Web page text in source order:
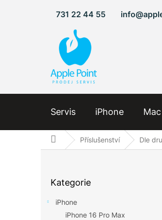
731 22 44 55
Servis iPhone Mac
Domů Příslušenství Dle
kategorie
Kategorie
iPhone
iPhone 16 Pro Max